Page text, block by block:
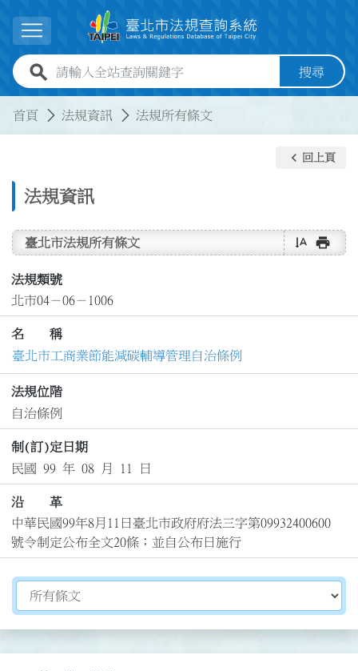
展開選單
全站查詢關鍵字欄位 搜尋
首頁 法規資訊 法規所有條文
法規資訊
keyboard_arrow_left 回上頁
臺北市法規所有條文 text_rotate_vertical print
法規類號
北市04－06－1006
名 稱
臺北市工商業節能減碳輔導管理自治條例
法規位階
自治條例
制(訂)定日期
民國 99 年 08 月 11 日
沿 革
中華民國99年8月11日臺北市政府府法三字第09932400600
號令制定公布全文20條；並自公布日施行
切換選擇法規資訊內容